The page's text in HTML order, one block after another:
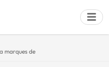
marques de